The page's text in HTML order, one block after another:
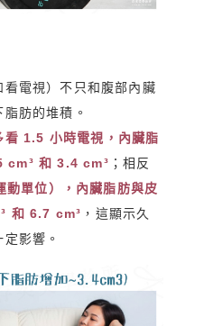
電視）不只和腹部內臟
肪的堆積。
看 1.5 小時電視，內臟脂
cm³ 和 3.4 cm³ ；相反
動單位），內臟脂肪與皮
和 6.7 cm³ ，這顯示久
影響。